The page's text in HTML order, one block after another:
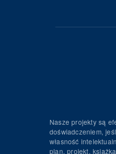
Nasze projekty są
doświadczeniem,
własność
plan, projekt,